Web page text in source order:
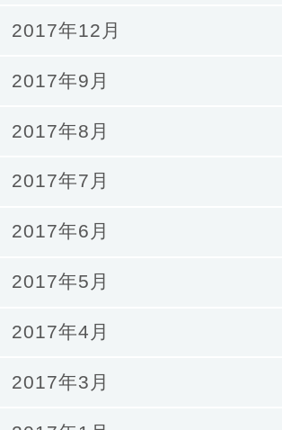
2017年12月
2017年9月
2017年8月
2017年7月
2017年6月
2017年5月
2017年4月
2017年3月